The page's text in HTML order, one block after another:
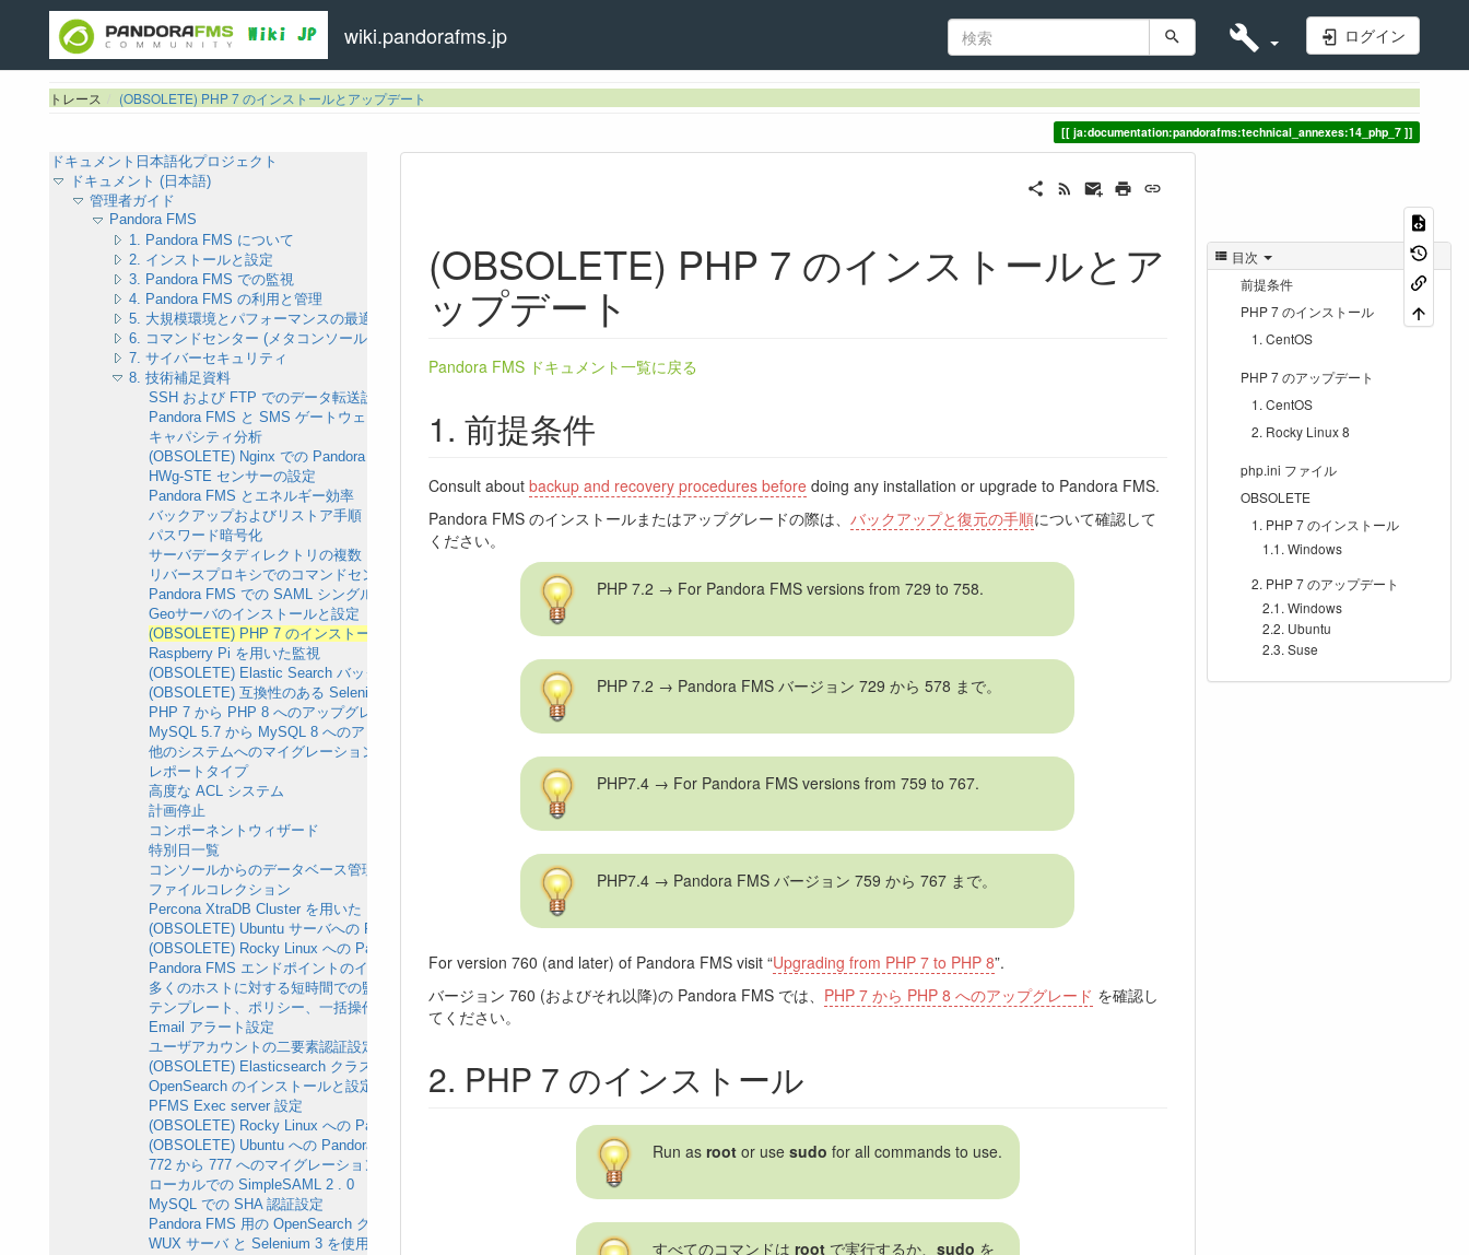
wiki.pandorafms.jp ログイン
トレース (OBSOLETE) PHP 7 のインストールとアップデート
ja:documentation:pandorafms:technical_annexes:14_php_7
ドキュメント日本語化プロジェクト
ドキュメント (日本語)
管理者ガイド
Pandora FMS
1. Pandora FMS について
2. インストールと設定
3. Pandora FMS での監視
4. Pandora FMS の利用と管理
5. 大規模環境とパフォーマンスの最適化
6. コマンドセンター (メタコンソール)
7. サイバーセキュリティ
8. 技術補足資料
SSH および FTP でのデータ転送設定
Pandora FMS と SMS ゲートウェイのインストールと設定
キャパシティ分析
(OBSOLETE) Nginx での Pandora FMS インストール
HWg-STE センサーの設定
Pandora FMS とエネルギー効率
バックアップおよびリストア手順
パスワード暗号化
サーバデータディレクトリの複数 Pandora サーバでの共有
リバースプロキシでのコマンドセンター(メタコンソール)設定
Pandora FMS での SAML シングルサインオン
Geoサーバのインストールと設定
(OBSOLETE) PHP 7 のインストールとアップデート
Raspberry Pi を用いた監視
(OBSOLETE) Elastic Search バックアップとリストア (バージョン 781)
(OBSOLETE) 互換性のある Selenium コマンド
PHP 7 から PHP 8 へのアップグレード
MySQL 5.7 から MySQL 8 へのアップグレード
他のシステムへのマイグレーション
レポートタイプ
高度な ACL システム
計画停止
コンポーネントウィザード
特別日一覧
コンソールからのデータベース管理
ファイルコレクション
Percona XtraDB Cluster を用いた HA 環境
(OBSOLETE) Ubuntu サーバへの Pandora FMS インストールガイド
(OBSOLETE) Rocky Linux への Pandora FMS インストールガイド
Pandora FMS エンドポイントのインストール
多くのホストに対する短時間での監視設定
テンプレート、ポリシー、一括操作の違い
Email アラート設定
ユーザアカウントの二要素認証設定
(OBSOLETE) Elasticsearch クラスタ設定 (バージョン 781)
OpenSearch のインストールと設定
PFMS Exec server 設定
(OBSOLETE) Rocky Linux への Pandora FMS オープンソース版のインストール
(OBSOLETE) Ubuntu への Pandora FMS オープンソース版のインストール
772 から 777 へのマイグレーション手順
ローカルでの SimpleSAML 2 . 0
MySQL での SHA 認証設定
Pandora FMS 用の OpenSearch クラスタの設定
WUX サーバ と Selenium 3 を使用したWUX 監視
目次
前提条件
PHP 7 のインストール
CentOS
PHP 7 のアップデート
CentOS
Rocky Linux 8
php.ini ファイル
OBSOLETE
PHP 7 のインストール
Windows
PHP 7 のアップデート
Windows
Ubuntu
Suse
(OBSOLETE) PHP 7 のインストールとア
ップデート
Pandora FMS ドキュメント一覧に戻る
前提条件
Consult about backup and recovery procedures before doing any installation or upgrade to Pandora FMS.
Pandora FMS のインストールまたはアップグレードの際は、 バックアップと復元の手順について確認して
ください。
PHP 7.2 → For Pandora FMS versions from 729 to 758.
PHP 7.2 → Pandora FMS バージョン 729 から 578 まで。
PHP7.4 → For Pandora FMS versions from 759 to 767.
PHP7.4 → Pandora FMS バージョン 759 から 767 まで。
For version 760 (and later) of Pandora FMS visit “Upgrading from PHP 7 to PHP 8”.
バージョン 760 (およびそれ以降)の Pandora FMS では、 PHP 7 から PHP 8 へのアップグレード を確認し
てください。
PHP 7 のインストール
Run as root or usesudo for all commands to use.
すべてのコマンドは root で実行するか、sudo を